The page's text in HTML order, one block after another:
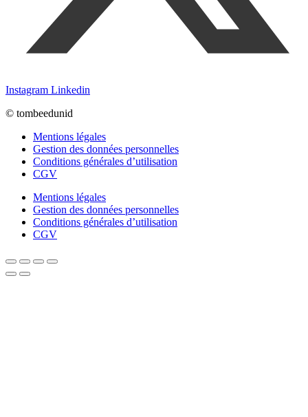
Instagram Linkedin
© tombeedunid
Mentions légales
Gestion des données personnelles
Conditions générales d’utilisation
CGV
Mentions légales
Gestion des données personnelles
Conditions générales d’utilisation
CGV